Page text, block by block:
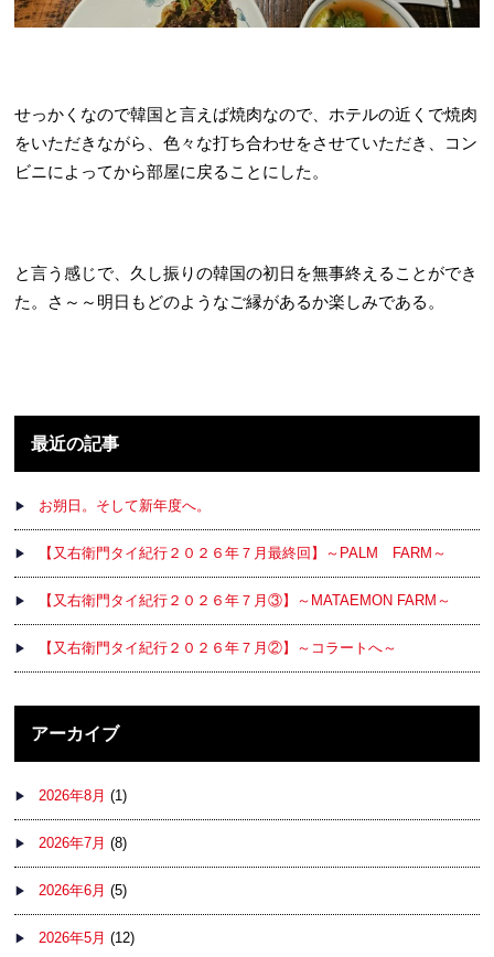
せっかくなので韓国と言えば焼肉なので、ホテルの近くで焼肉
をいただきながら、色々な打ち合わせをさせていただき、コン
ビニによってから部屋に戻ることにした。
と言う感じで、久し振りの韓国の初日を無事終えることができ
た。さ～～明日もどのようなご縁があるか楽しみである。
最近の記事
お朔日。そして新年度へ。
【又右衛門タイ紀行２０２６年７月最終回】～PALM FARM～
【又右衛門タイ紀行２０２６年７月③】～MATAEMON FARM～
【又右衛門タイ紀行２０２６年７月②】～コラートへ～
アーカイブ
2026年8月 (1)
2026年7月 (8)
2026年6月 (5)
2026年5月 (12)